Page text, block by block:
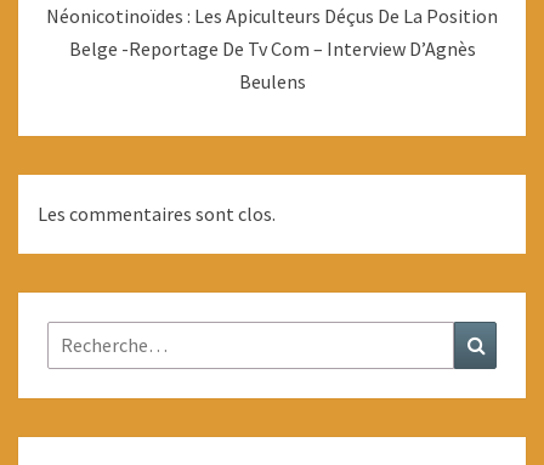
Néonicotinoïdes : Les Apiculteurs Déçus De La Position
Belge -reportage De Tv Com – Interview D’Agnès
Beulens
Les commentaires sont clos.
Rechercher :